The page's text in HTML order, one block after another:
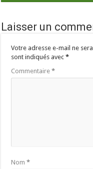
Laisser un
Votre adresse e-mail ne
sont indiqués avec*
Commentaire*
Nom*